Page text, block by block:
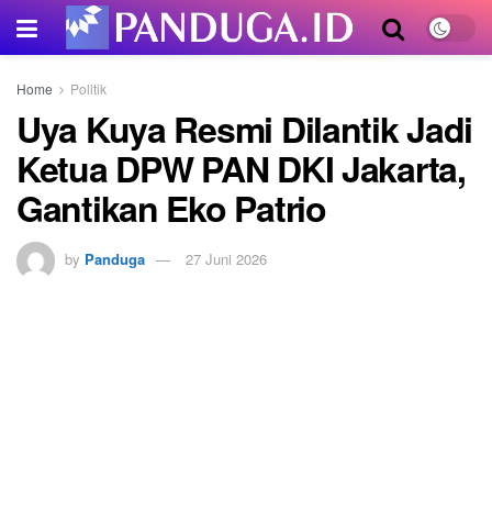
Home Politik
Uya Kuya Resmi Dilantik Jadi
Ketua DPW PAN DKI Jakarta,
Gantikan Eko Patrio
by Panduga 27 Juni 2026